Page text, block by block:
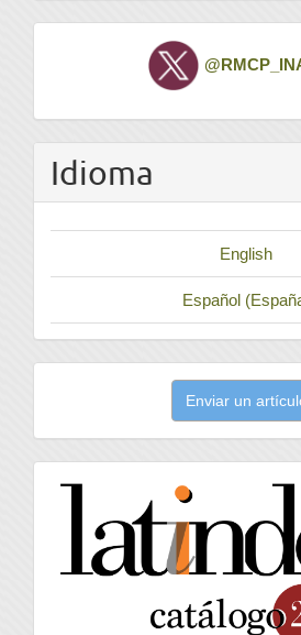
Twitter
Idioma
English
Español
artículo
Enviar un
latindex